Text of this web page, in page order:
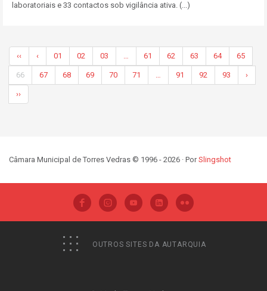
laboratoriais e 33 contactos sob vigilância ativa. (...)
‹‹ ‹ 01 02 03 … 61 62 63 64 65
66 67 68 69 70 71 … 91 92 93 ›
››
Câmara Municipal de Torres Vedras © 1996 - 2026 · PorSlingshot
OUTROS SITES DA AUTARQUIA